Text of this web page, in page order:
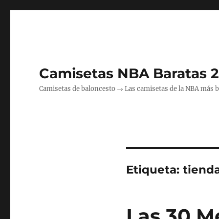
Camisetas NBA Baratas
Camisetas de baloncesto → Las camisetas de la NBA más
Etiqueta: